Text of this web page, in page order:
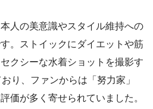
人の美意識やスタイル維持への
。ストイックにダイエットや筋
クシーな水着ショットを撮影す
り、ファンからは「努力家」
価が多く寄せられていました。